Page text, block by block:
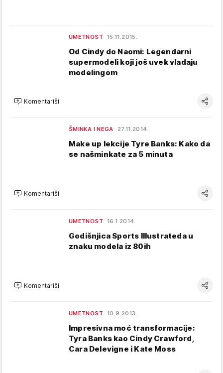
UMETNOST 15.11.2015.
Od Cindy do Naomi: Legendarni
supermodeli koji još uvek vladaju
modelingom
Komentariši
ŠMINKA I NEGA 27.11.2014.
Make up lekcije Tyre Banks: Kako da
se našminkate za 5 minuta
Komentariši
UMETNOST 16.1.2014.
Godišnjica Sports Illustrateda u
znaku modela iz 80ih
Komentariši
UMETNOST 10.9.2013.
Impresivna moć transformacije:
Tyra Banks kao Cindy Crawford,
Cara Delevigne i Kate Moss